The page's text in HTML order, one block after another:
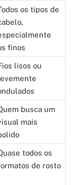
os tipos de
finos
lisos ou
busca um
mais
todos os
de rosto